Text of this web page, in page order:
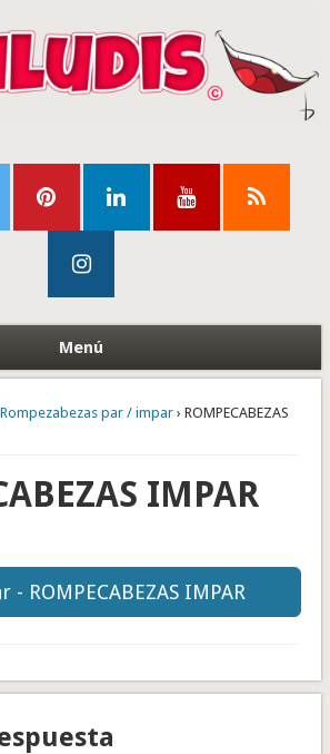
Menú
Rompezabezas par / impar› ROMPECABEZAS
IMPAR
- ROMPECABEZAS IMPAR